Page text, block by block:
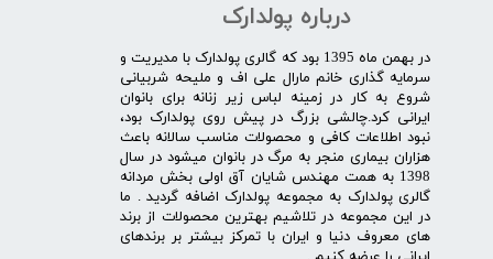
درباره پولدارک
در بهمن ماه 1395 بود که گالری پولدارک با مدیریت و
سرمایه گذاری خانم مارال علی اف و ملیحه شربیانی
شروع به کار در زمینه لباس زیر زنانه برای بانوان
ایرانی کرد.چالشی بزرگ در پیش روی پولدارک بود،
نبود اطلاعات کافی و محصولات مناسب سالانه باعث
هزاران بیماری منجر به مرگ در بانوان میشود در سال
1398 به همت مهندس شایان آق اولی بخش مردانه
گالری پولدارک به مجموعه پولدارک اضافه گردید . ما
در این مجموعه در تلاشیم بهترین محصولات از برند
های معروف دنیا و ایران با تمرکز بیشتر بر برندهای